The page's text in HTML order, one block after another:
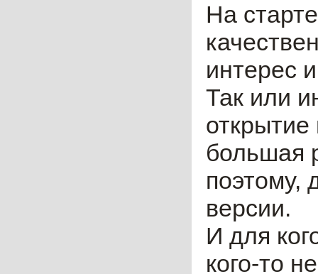
На
интерес
Так или
большая
поэтому,
версии.
И для
кого-то